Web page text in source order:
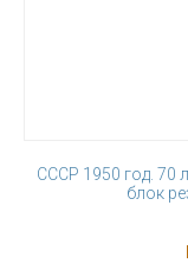
СССР 1950 год. 70
блок